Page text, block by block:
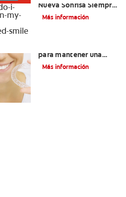
Nueva Sonrisa Siempre
Blanca?
Más información
para mantener una
sonrisa derecha
Más información